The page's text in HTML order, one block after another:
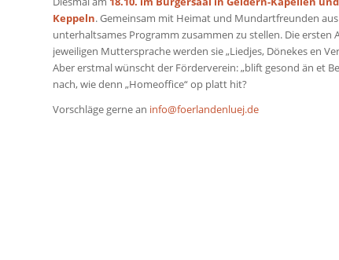
Keppeln. Gemeinsam mit Heimat und Mundartfreunden
unterhaltsames Programm zusammen zu stellen. Die
jeweiligen Muttersprache werden sie „Liedjes, Dönekes en
Aber erstmal wünscht der Förderverein: „blift gesond än et
nach, wie denn „Homeoffice“ op platt hit?
Vorschläge gerne an info@foerlandenluej.de